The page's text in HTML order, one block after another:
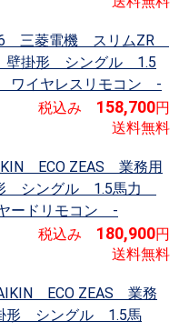
三菱電機 スリムZR
壁掛形 シングル 1.5
イヤレスリモコン -
税込み 158,700円
送料無料
ECO ZEAS 業務用
シングル 1.5馬力
ードリモコン -
税込み 180,900円
送料無料
ECO ZEAS 業務
形 シングル 1.5馬